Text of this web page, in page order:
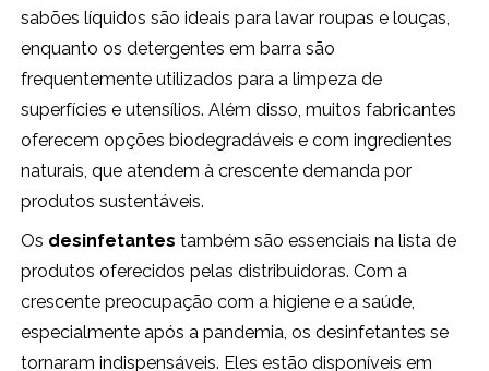
sabões líquidos são ideais para lavar roupas e louças,
enquanto os detergentes em barra são
frequentemente utilizados para a limpeza de
superfícies e utensílios. Além disso, muitos fabricantes
oferecem opções biodegradáveis e com ingredientes
naturais, que atendem à crescente demanda por
produtos sustentáveis.
Os desinfetantes também são essenciais na lista de
produtos oferecidos pelas distribuidoras. Com a
crescente preocupação com a higiene e a saúde,
especialmente após a pandemia, os desinfetantes se
tornaram indispensáveis. Eles estão disponíveis em